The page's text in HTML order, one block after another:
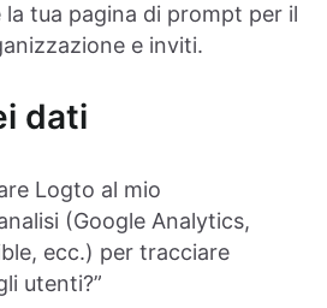
tua pagina di prompt per il
e inviti.
dati
Logto al mio
(Google Analytics,
ecc.) per tracciare
utenti?”